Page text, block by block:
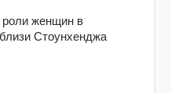
роли женщин в
Стоунхенджа